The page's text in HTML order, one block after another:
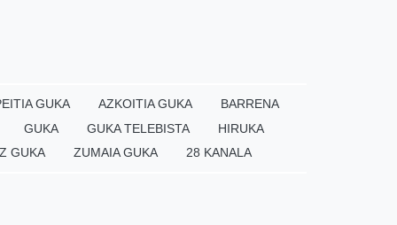
GUKA AZKOITIA GUKA
BARRENA
GUKA GUKA TELEBISTA
HIRUKA
GUKA ZUMAIA GUKA 28 KANALA